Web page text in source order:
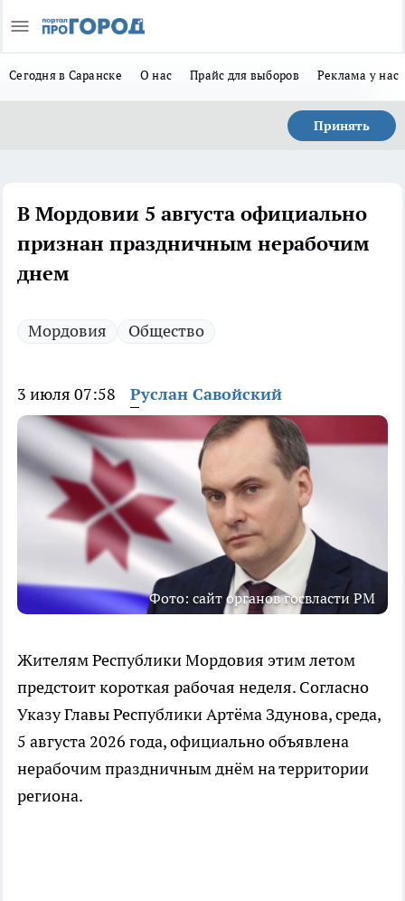
Сегодня в Саранске О нас Прайс для выборов Реклама у нас
Принять
В Мордовии 5 августа официально
признан праздничным нерабочим
днем
Мордовия Общество
3 июля 07:58 Руслан Савойский
Фото: сайт органов госвласти РМ
Жителям Республики Мордовия этим летом
предстоит короткая рабочая неделя. Согласно
Указу Главы Республики Артёма Здунова, среда,
5 августа 2026 года, официально объявлена
нерабочим праздничным днём на территории
региона.